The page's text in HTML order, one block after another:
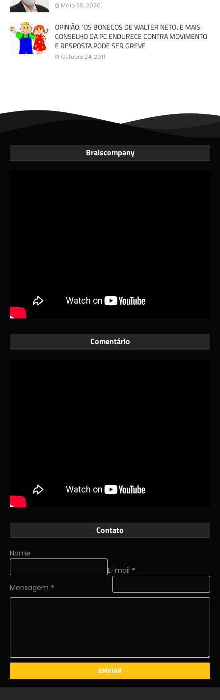
Maio 30, 2020
OPINIÃO: 'OS BONECOS DE WALTER NETO'. E MAIS:
CONSELHO DA PC ENDURECE CONTRA MOVIMENTO
E RESPOSTA PODE SER GREVE
Outubro 24, 2011
Braiscompany
Comentário
Contato
Nome
E-mail *
Mensagem *